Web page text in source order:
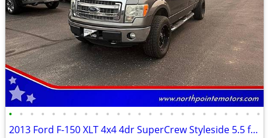
• • • • • • • • • • • • • • • • • • • • • • • •
2013 Ford F-150 XLT 4x4 4dr SuperCrew Styleside 5.5 ft. SB